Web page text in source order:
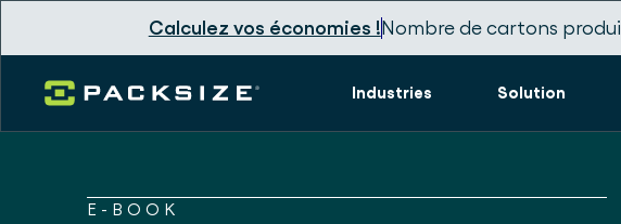
Calculez vos économies !Nombre de cartons produi
Industries Solution
E-BOOK